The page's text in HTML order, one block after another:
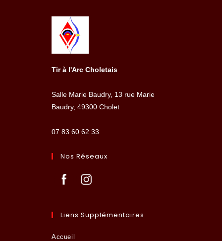
Tir à l'Arc Choletais
Salle Marie Baudry, 13 rue Marie
Baudry, 49300 Cholet
07 83 60 62 33
Nos Réseaux
Liens Supplémentaires
Accueil